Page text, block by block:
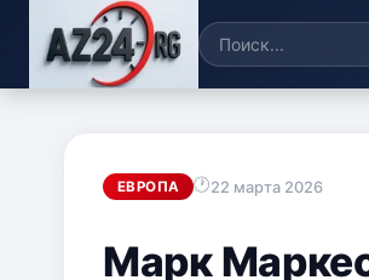
ЕВРОПА 22 марта 2026
Марк